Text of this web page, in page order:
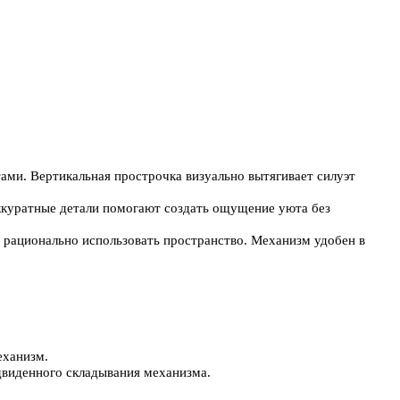
Вертикальная прострочка визуально вытягивает силуэт
детали помогают создать ощущение уюта без
использовать пространство. Механизм удобен в
складывания механизма.